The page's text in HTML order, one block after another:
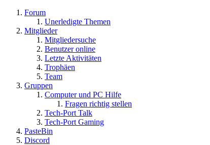
Forum
Unerledigte Themen
Mitglieder
Mitgliedersuche
Benutzer online
Letzte Aktivitäten
Trophäen
Team
Gruppen
Computer und PC Hilfe
Fragen richtig stellen
Tech-Port Talk
Tech-Port Gaming
PasteBin
Discord